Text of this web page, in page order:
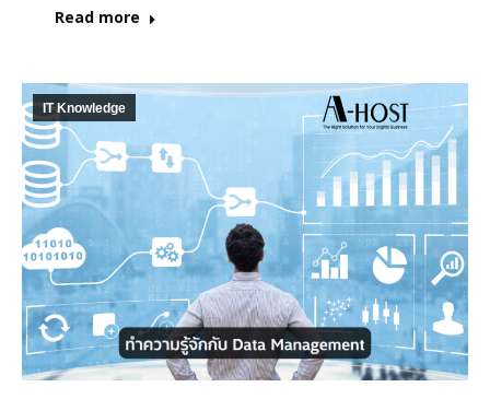
Read more
IT Knowledge